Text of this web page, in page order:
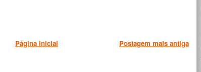
Postagem mais antiga
Página inicial